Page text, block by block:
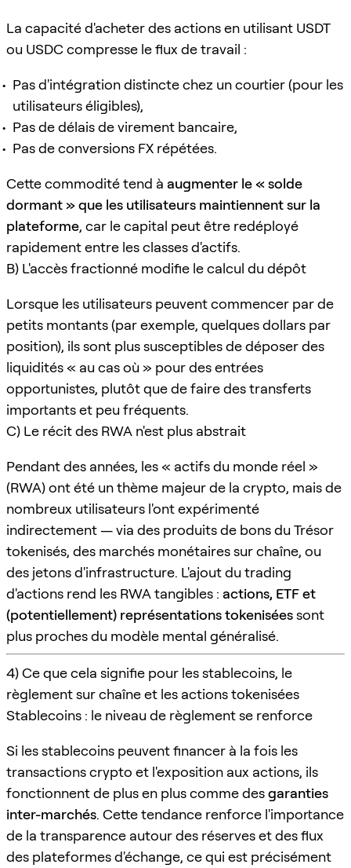
La capacité d'acheter des actions en utilisant USDT
ou USDC compresse le flux de travail :
Pas d'intégration distincte chez un courtier (pour les
utilisateurs éligibles),
Pas de délais de virement bancaire,
Pas de conversions FX répétées.
Cette commodité tend à augmenter le « solde
dormant » que les utilisateurs maintiennent sur la
plateforme, car le capital peut être redéployé
rapidement entre les classes d'actifs.
B) L'accès fractionné modifie le calcul du dépôt
Lorsque les utilisateurs peuvent commencer par de
petits montants (par exemple, quelques dollars par
position), ils sont plus susceptibles de déposer des
liquidités « au cas où » pour des entrées
opportunistes, plutôt que de faire des transferts
importants et peu fréquents.
C) Le récit des RWA n'est plus abstrait
Pendant des années, les « actifs du monde réel »
(RWA) ont été un thème majeur de la crypto, mais de
nombreux utilisateurs l'ont expérimenté
indirectement — via des produits de bons du Trésor
tokenisés, des marchés monétaires sur chaîne, ou
des jetons d'infrastructure. L'ajout du trading
d'actions rend les RWA tangibles : actions, ETF et
(potentiellement) représentations tokeniséessont
plus proches du modèle mental généralisé.
4) Ce que cela signifie pour les stablecoins, le
règlement sur chaîne et les actions tokenisées
Stablecoins : le niveau de règlement se renforce
Si les stablecoins peuvent financer à la fois les
transactions crypto et l'exposition aux actions, ils
fonctionnent de plus en plus comme desgaranties
inter-marchés. Cette tendance renforce l'importance
de la transparence autour des réserves et des flux
des plateformes d'échange, ce qui est précisément